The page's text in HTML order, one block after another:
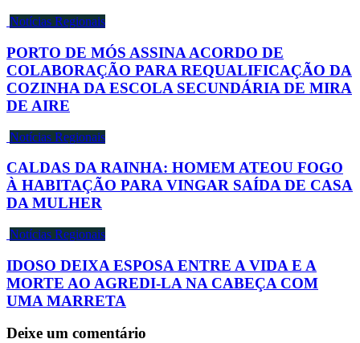
Notícias Regionais
PORTO DE MÓS ASSINA ACORDO DE
COLABORAÇÃO PARA REQUALIFICAÇÃO DA
COZINHA DA ESCOLA SECUNDÁRIA DE MIRA
DE AIRE
Notícias Regionais
CALDAS DA RAINHA: HOMEM ATEOU FOGO
À HABITAÇÃO PARA VINGAR SAÍDA DE CASA
DA MULHER
Notícias Regionais
IDOSO DEIXA ESPOSA ENTRE A VIDA E A
MORTE AO AGREDI-LA NA CABEÇA COM
UMA MARRETA
Deixe um comentário